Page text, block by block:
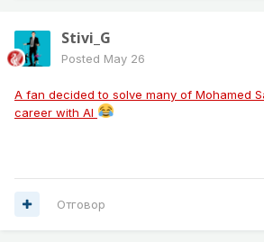
Stivi_G
Posted May 26
A fan decided to solve many of Mohamed
career with AI
Отговор